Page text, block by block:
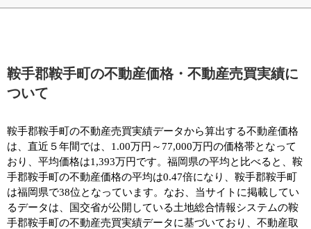
鞍手郡鞍手町の不動産価格・不動産売買実績に
ついて
鞍手郡鞍手町の不動産売買実績データから算出する不動産価格
は、直近５年間では、1.00万円～77,000万円の価格帯となって
おり、平均価格は1,393万円です。福岡県の平均と比べると、鞍
手郡鞍手町の不動産価格の平均は0.47倍になり、鞍手郡鞍手町
は福岡県で38位となっています。なお、当サイトに掲載してい
るデータは、国交省が公開している土地総合情報システムの鞍
手郡鞍手町の不動産売買実績データに基づいており、不動産取